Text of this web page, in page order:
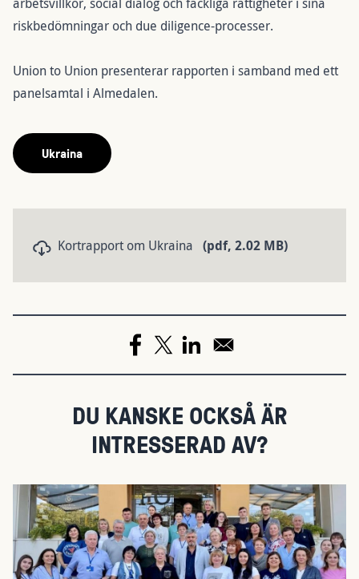
riskbedömningar och due diligence-processer.
Union to Union presenterar rapporten i samband med ett
panelsamtal i Almedalen.
Ukraina
Dokument
Kortrapport om Ukraina (pdf, 2.02 MB)
DU KANSKE OCKSÅ ÄR
INTRESSERAD AV?